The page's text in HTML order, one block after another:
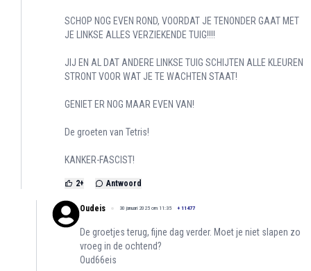
SCHOP NOG EVEN ROND, VOORDAT JE TENONDER GAAT MET
JE LINKSE ALLES VERZIEKENDE TUIG!!!!
JIJ EN AL DAT ANDERE LINKSE TUIG SCHIJTEN ALLE KLEUREN
STRONT VOOR WAT JE TE WACHTEN STAAT!
GENIET ER NOG MAAR EVEN VAN!
De groeten van Tetris!
KANKER-FASCIST!
2+ Antwoord
Oudeis 30 januari 2025 om 11:35 + 11477
De groetjes terug, fijne dag verder. Moet je niet slapen zo
vroeg in de ochtend?
Oud66eis